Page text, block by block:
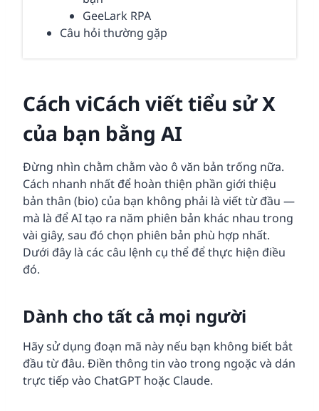
GeeLark RPA
Câu hỏi thường gặp
Cách viCách viết tiểu sử X
của bạn bằng AI
Đừng nhìn chằm chằm vào ô văn bản trống nữa.
Cách nhanh nhất để hoàn thiện phần giới thiệu
bản thân (bio) của bạn không phải là viết từ đầu —
mà là để AI tạo ra năm phiên bản khác nhau trong
vài giây, sau đó chọn phiên bản phù hợp nhất.
Dưới đây là các câu lệnh cụ thể để thực hiện điều
đó.
Dành cho tất cả mọi người
Hãy sử dụng đoạn mã này nếu bạn không biết bắt
đầu từ đâu. Điền thông tin vào trong ngoặc và dán
trực tiếp vào ChatGPT hoặc Claude.